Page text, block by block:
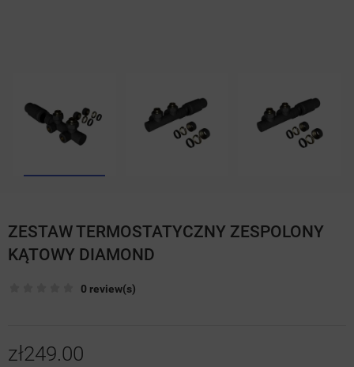
ZESTAW TERMOSTATYCZNY ZESPOLONY
KĄTOWY DIAMOND
0 review(s)
zł249.00